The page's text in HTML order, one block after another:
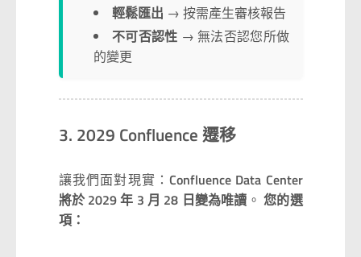
輕鬆匯出 → 按需產生審核報告
不可否認性 → 無法否認您所做
的變更
3. 2029 Confluence 遷移
讓我們面對現實：Confluence Data Center
將於 2029 年 3 月 28 日變為唯讀 。您的選
項：